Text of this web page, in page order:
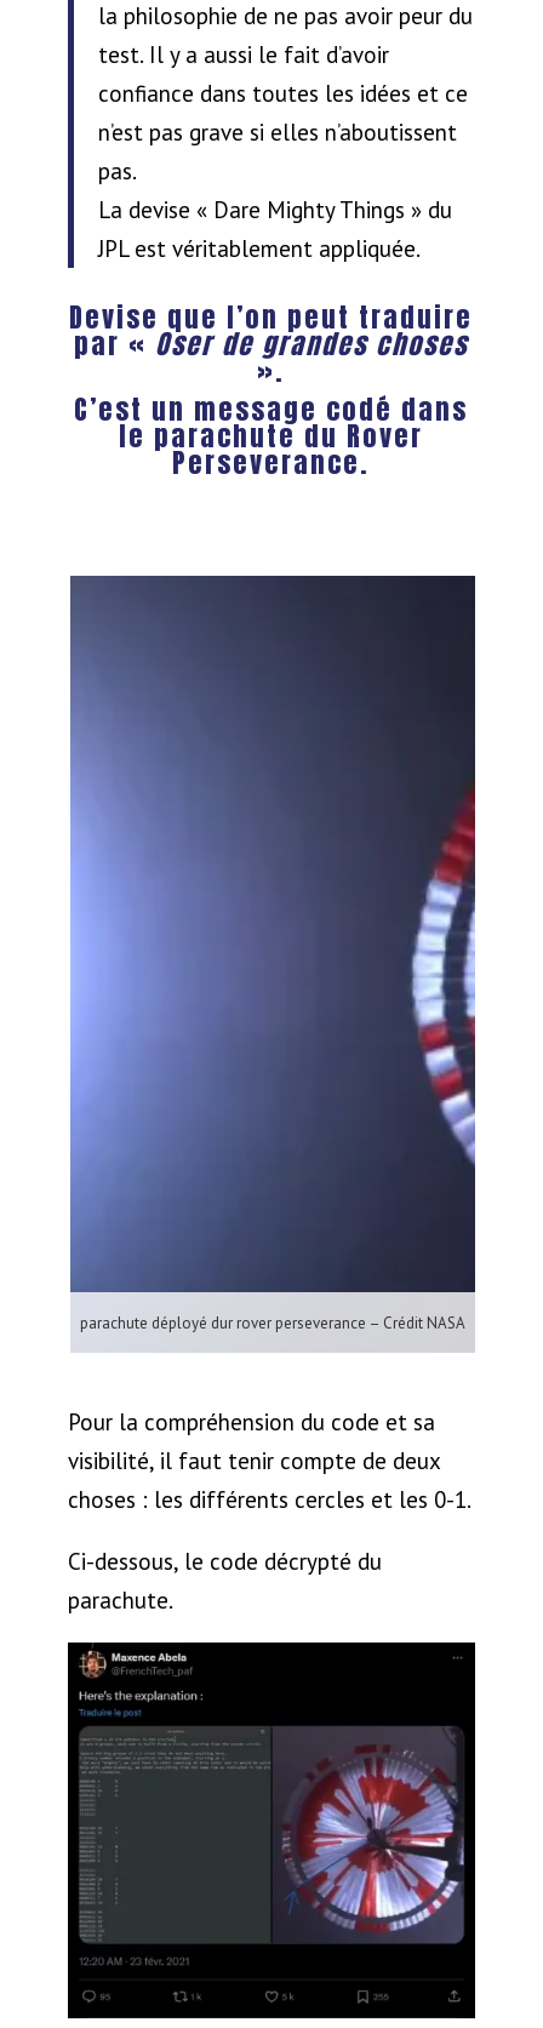
la philosophie de ne pas avoir peur du
test. Il y a aussi le fait d’avoir
confiance dans toutes les idées et ce
n’est pas grave si elles n’aboutissent
pas.
La devise « Dare Mighty Things » du
JPL est véritablement appliquée.
Devise que l’on peut traduire
par « Oser de grandes choses
».
C’est un message codé dans
le parachute du Rover
Perseverance.
parachute déployé dur rover perseverance – Crédit NASA
Pour la compréhension du code et sa
visibilité, il faut tenir compte de deux
choses : les différents cercles et les 0-1.
Ci-dessous, le code décrypté du
parachute.